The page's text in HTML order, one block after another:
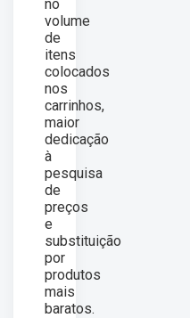
no
volume
de
itens
colocados
nos
carrinhos,
maior
dedicação
à
pesquisa
de
preços
e
substituição
por
produtos
mais
baratos.